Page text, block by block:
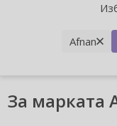
Afnan
За марката